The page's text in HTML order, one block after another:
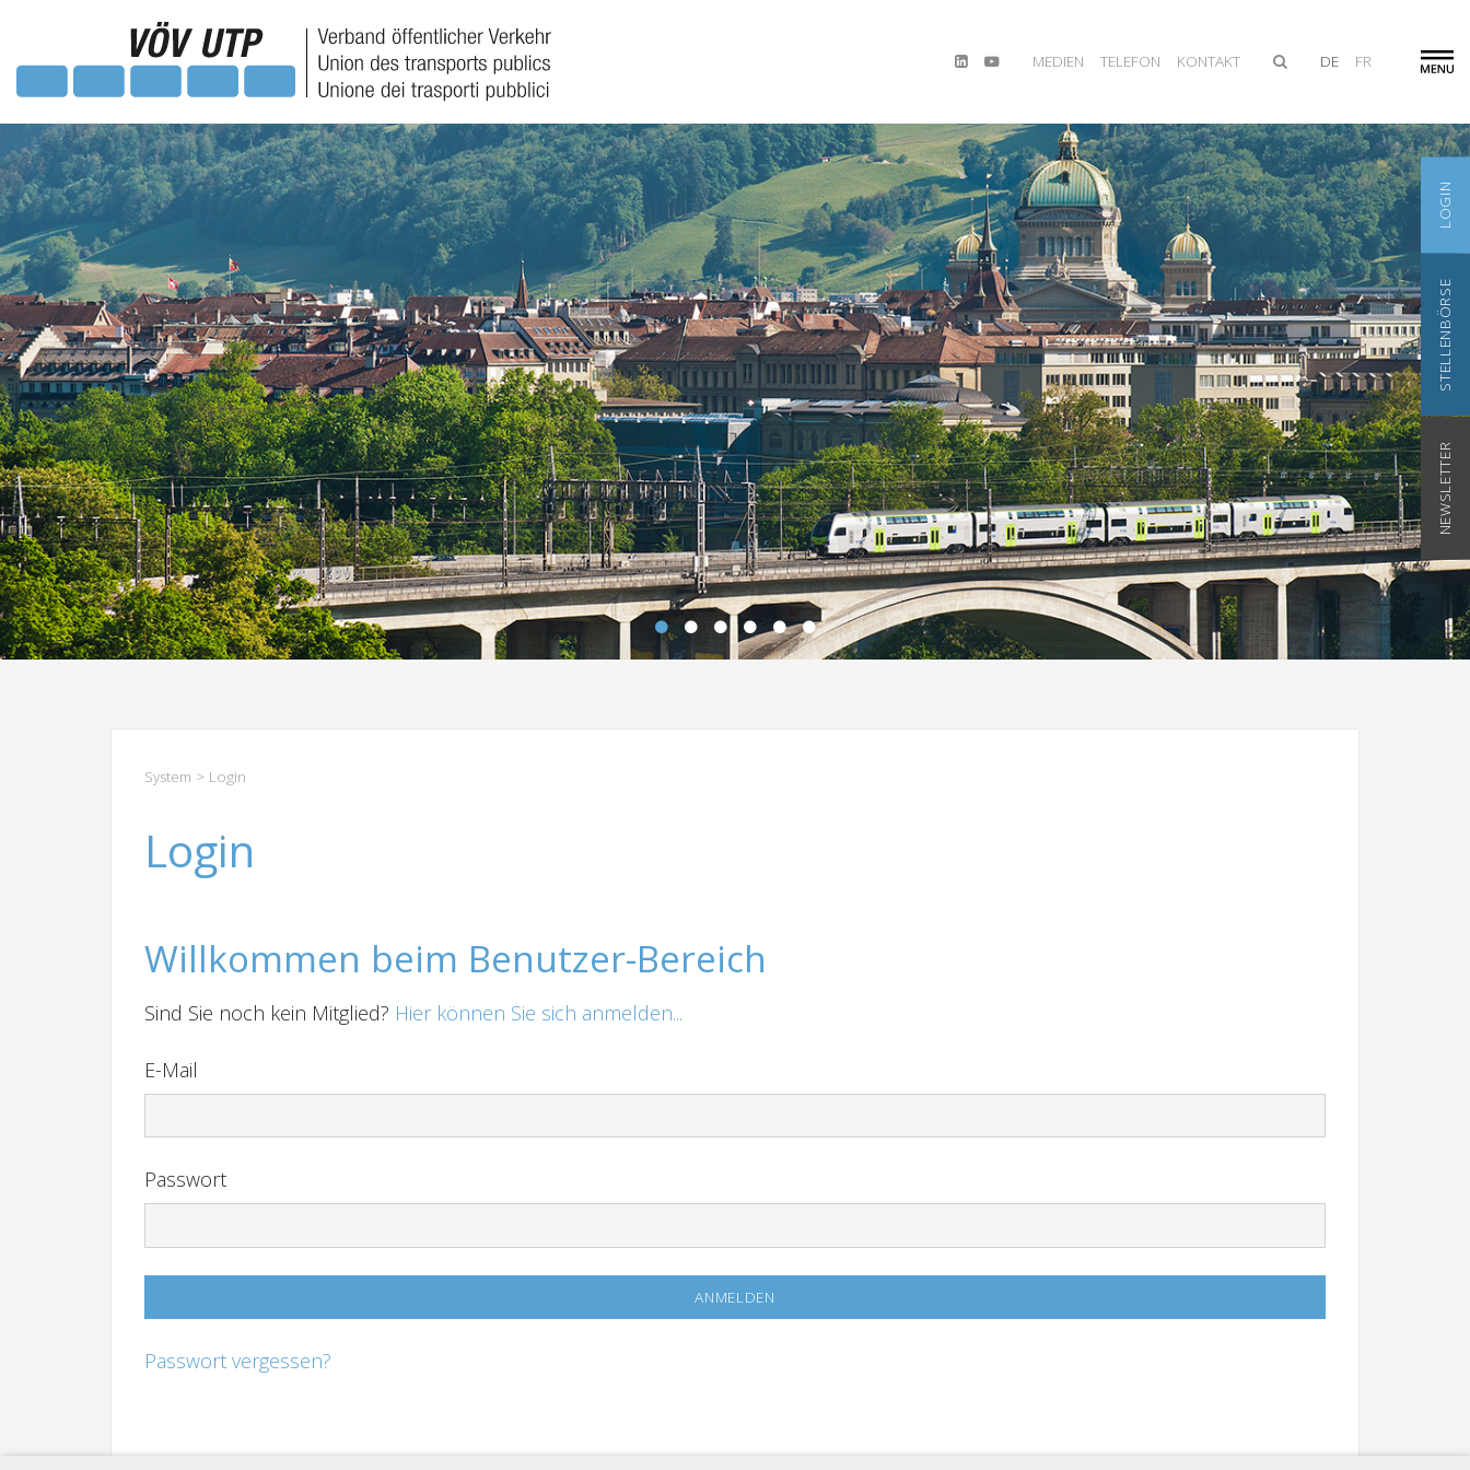
MEDIEN TELEFON KONTAKT DE FR
LOGIN
STELLENBÖRSE
NEWSLETTER
System > Login
Login
Willkommen beim Benutzer-Bereich
Sind Sie noch kein Mitglied? Hier können Sie sich anmelden...
E-Mail
Passwort
Passwort vergessen?